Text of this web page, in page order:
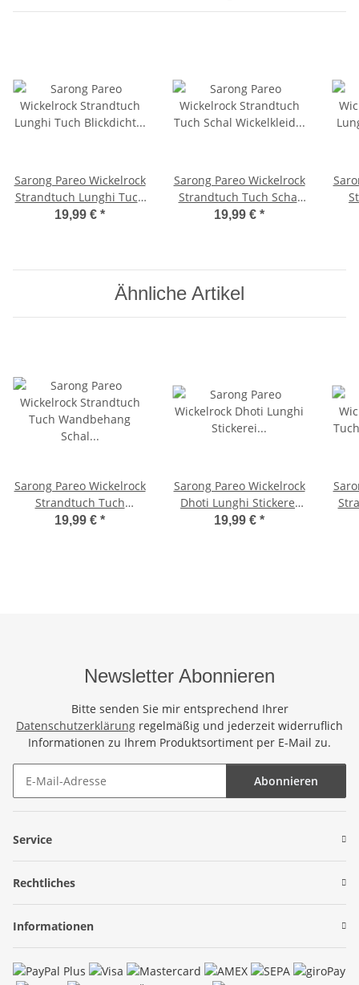
Sarong Pareo Wickelrock
Strandtuch Lunghi Tuch
Blickdicht Schlicht Uni
19,99 € *
Sarong Pareo Wickelrock
Strandtuch Tuch Schal
Wickelkleid Strandkleid
19,99 € *
Ähnliche Artikel
Sarong Pareo Wickelrock
Strandtuch Tuch
Wandbehang Schal
19,99 € *
Sarong Pareo Wickelrock
Dhoti Lunghi Stickerei
Schmetterling Tuch Hell
19,99 € *
Newsletter Abonnieren
Bitte senden Sie mir entsprechend Ihrer
Datenschutzerklärung regelmäßig und jederzeit widerruflich
Informationen zu Ihrem Produktsortiment per E-Mail zu.
Abonnieren
Service
Rechtliches
Informationen